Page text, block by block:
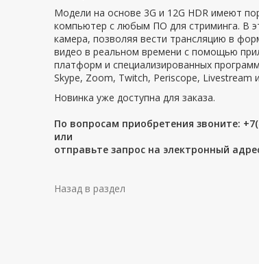
Модели на основе 3G и 12G HDR имеют
компьютер с любым ПО для стриминга. В
камера, позволяя вести трансляцию в
видео в реальном времени с помощью
платформ и специализированных
Skype, Zoom, Twitch, Periscope, Livestream
Новинка уже доступна для заказа.
По вопросам приобретения звоните:
или
отправьте запрос на электронный
Назад в раздел